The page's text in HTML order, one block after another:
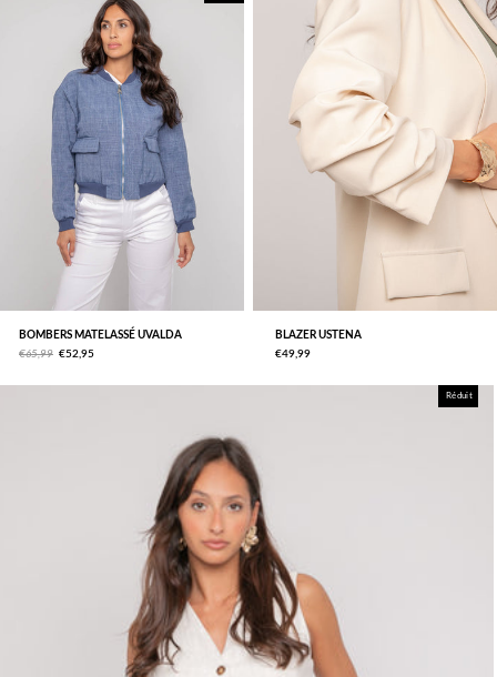
BOMBERS MATELASSÉ UVALDA
€65,99 €52,95
BLAZER USTENA
€49,99
Réduit